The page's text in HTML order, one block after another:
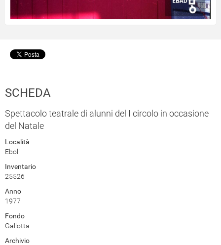
SCHEDA
Spettacolo teatrale di alunni del I circolo in occasione
del Natale
Località
Eboli
Inventario
25526
Anno
1977
Fondo
Gallotta
Archivio